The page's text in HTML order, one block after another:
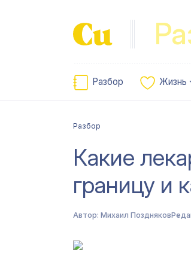
Разбор Жизнь
Разбор
Какие
границу и
Автор: Михаил Поздняков